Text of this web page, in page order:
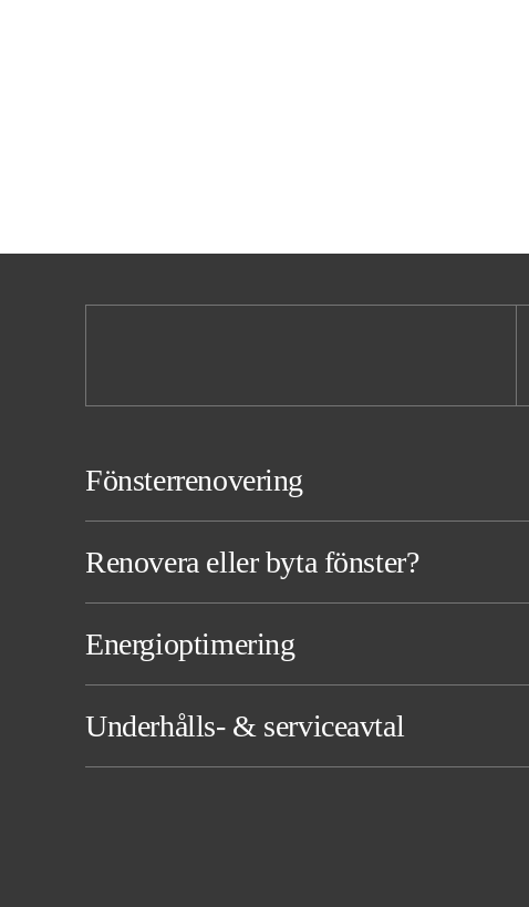
Fönsterrenovering
Renovera eller byta fönster?
Energioptimering
Underhålls- & serviceavtal